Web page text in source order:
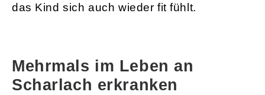
das Kind sich auch wieder fit fühlt.
Mehrmals im Leben an
Scharlach erkranken